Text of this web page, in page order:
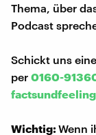
Thema, über
Podcast
Schickt uns
per 0160-
Wichtig:Wenn